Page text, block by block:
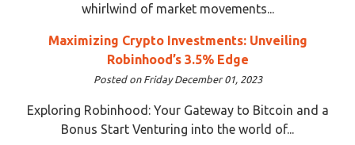
whirlwind of market movements...
Maximizing Crypto Investments: Unveiling
Robinhood’s 3.5% Edge
Posted on Friday December 01, 2023
Exploring Robinhood: Your Gateway to Bitcoin and a
Bonus Start Venturing into the world of...